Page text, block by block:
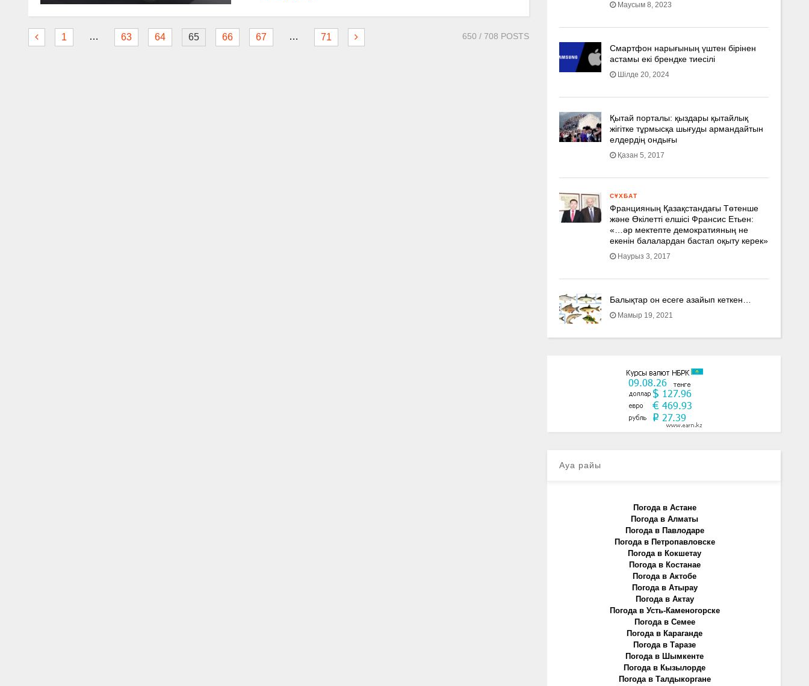
1 … 63 64 65 66 67 … 71 650 / 708 POSTS
Маусым 8, 2023
Смартфон нарығының үштен бірінен
астамы екі брендке тиесілі
Шілде 20, 2024
Қытай порталы: қыздары қытайлық
жігітке тұрмысқа шығуды армандайтын
елдердің ондығы
Қазан 5, 2017
СҰХБАТ
Францияның Қазақстандағы Төтенше
және Өкілетті елшісі Франсис Етьен:
«…әр мектепте демократияның не
екенін балалардан бастап оқыту керек»
Наурыз 3, 2017
Балықтар он есеге азайып кеткен…
Мамыр 19, 2021
Ауа райы
Погода в Астане
Погода в Алматы
Погода в Павлодаре
Погода в Петропавловске
Погода в Кокшетау
Погода в Костанае
Погода в Актобе
Погода в Атырау
Погода в Актау
Погода в Усть-Каменогорске
Погода в Семее
Погода в Караганде
Погода в Таразе
Погода в Шымкенте
Погода в Кызылорде
Погода в Талдыкоргане